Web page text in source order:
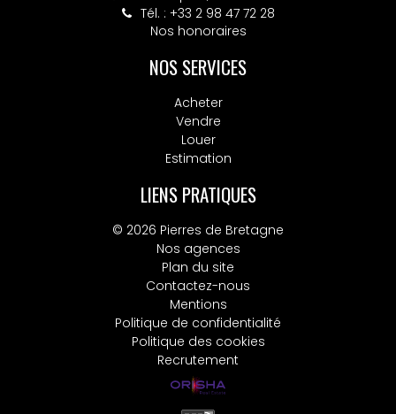
Tél. : +33 2 98 47 72 28
Nos honoraires
NOS SERVICES
Acheter
Vendre
Louer
Estimation
LIENS PRATIQUES
© 2026 Pierres de Bretagne
Nos agences
Plan du site
Contactez-nous
Mentions
Politique de confidentialité
Politique des cookies
Recrutement